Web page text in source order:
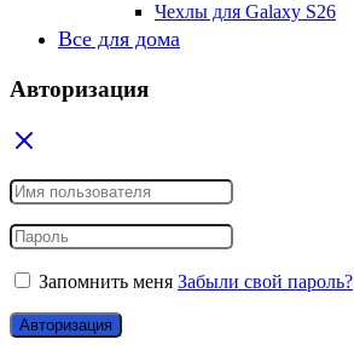
Чехлы для Galaxy S26
Все для дома
Авторизация
Запомнить меня Забыли свой пароль?
Авторизация